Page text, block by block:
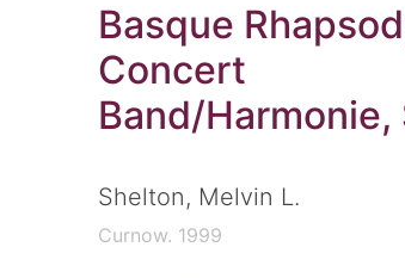
Basque
Concert
Band/Harmonie,
Shelton, Melvin L.
Curnow. 1999